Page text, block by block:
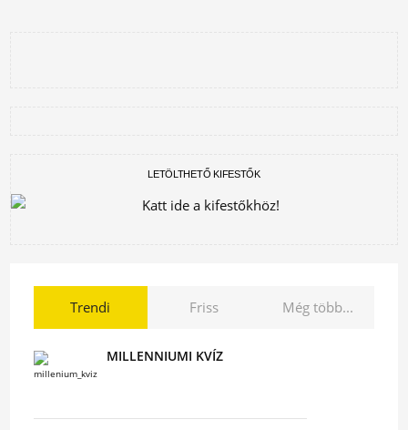
LETÖLTHETŐ KIFESTŐK
Trendi Friss Még több...
MILLENNIUMI KVÍZ